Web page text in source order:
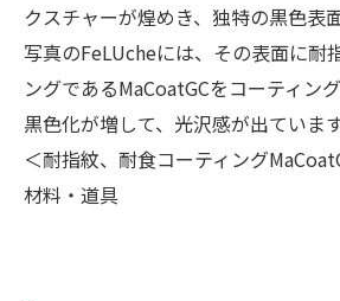
クスチャーが煌めき、独特の黒色表
写真のFeLUcheには、その表面に耐
ングであるMaCoatGCをコーティング
黒色化が増して、光沢感が出ています
＜耐指紋、耐食コーティング
材料・道具